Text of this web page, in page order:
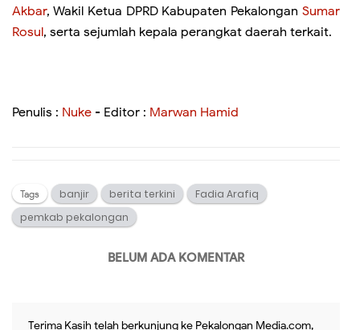
Akbar, Wakil Ketua DPRD Kabupaten Pekalongan Sumar
Rosul, serta sejumlah kepala perangkat daerah terkait.
Penulis : Nuke - Editor : Marwan Hamid
Tags banjir berita terkini
Fadia Arafiq
pemkab pekalongan
BELUM ADA KOMENTAR
Terima Kasih telah berkunjung ke Pekalongan Media.com,